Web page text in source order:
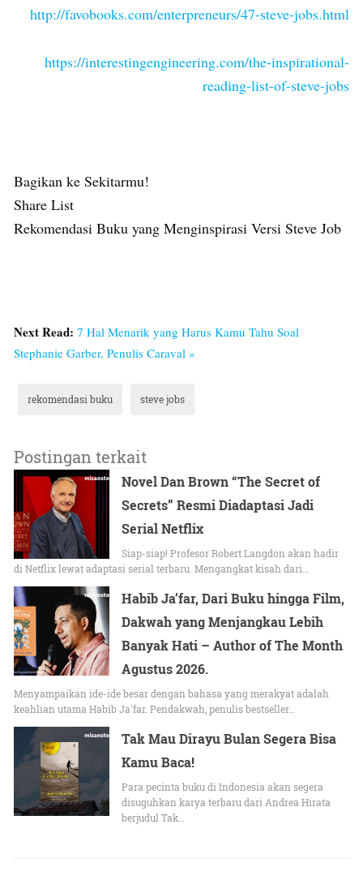
http://favobooks.com/enterpreneurs/47-steve-jobs.html
https://interestingengineering.com/the-inspirational-
reading-list-of-steve-jobs
Bagikan ke Sekitarmu!
Share List
Rekomendasi Buku yang Menginspirasi Versi Steve Job
Next Read: 7 Hal Menarik yang Harus Kamu Tahu Soal
Stephanie Garber, Penulis Caraval »
rekomendasi buku steve jobs
Postingan terkait
Novel Dan Brown “The Secret of
Secrets” Resmi Diadaptasi Jadi
Serial Netflix
Siap-siap! Profesor Robert Langdon akan hadir
di Netflix lewat adaptasi serial terbaru. Mengangkat kisah dari…
Habib Ja’far, Dari Buku hingga Film,
Dakwah yang Menjangkau Lebih
Banyak Hati – Author of The Month
Agustus 2026.
Menyampaikan ide-ide besar dengan bahasa yang merakyat adalah
keahlian utama Habib Ja'far. Pendakwah, penulis bestseller…
Tak Mau Dirayu Bulan Segera Bisa
Kamu Baca!
Para pecinta buku di Indonesia akan segera
disuguhkan karya terbaru dari Andrea Hirata
berjudul Tak…